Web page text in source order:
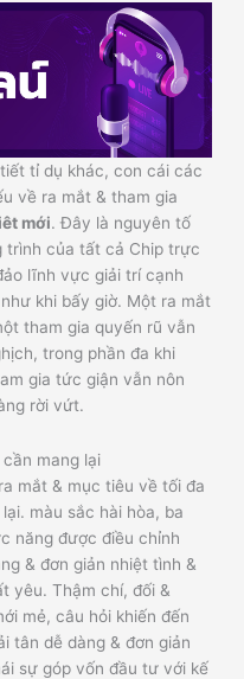
tỉ dụ khác, con cái các
về ra mắt & tham gia
mới. Đây là nguyên tố
trình của tất cả Chip trực
lĩnh vực giải trí cạnh
khi bấy giờ. Một ra mắt
tham gia quyến rũ vẫn
trong phần đa khi
gia tức giận vẫn nôn
rời vứt.
mang lại
mắt & mục tiêu về tối đa
màu sắc hài hòa, ba
năng được điều chỉnh
& đơn giản nhiệt tình &
yêu. Thậm chí, đối &
mẻ, câu hỏi khiến đến
tân dễ dàng & đơn giản
sự góp vốn đầu tư với kế